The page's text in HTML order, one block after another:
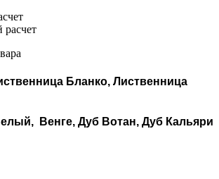
расчет
Бланко, Лиственница
Венге, Дуб Вотан, Дуб Кальяри